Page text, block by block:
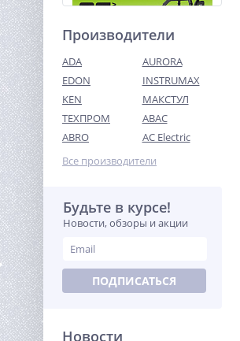
Электрическая мойка
высокого давления
Greenworks 1800 Вт, 140
бар 5106707
13 990
Производители
ADA
AURORA
EDON
INSTRUMAX
KEN
МАКСТУЛ
ТЕХПРОМ
ABAC
ABRO
AC Electric
Все производители
Будьте в курсе!
Новости, обзоры и акции
ПОДПИСАТЬСЯ
Новости